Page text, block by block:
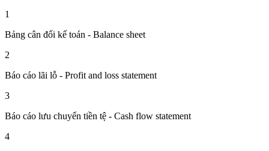
1
Bảng cân đối kế toán - Balance sheet
2
Báo cáo lãi lỗ - Profit and loss statement
3
Báo cáo lưu chuyển tiền tệ - Cash flow statement
4